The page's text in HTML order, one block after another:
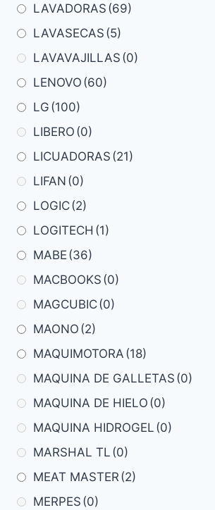
LAVADORAS (69)
LAVASECAS (5)
LAVAVAJILLAS (0)
LENOVO (60)
LG (100)
LIBERO (0)
LICUADORAS (21)
LIFAN (0)
LOGIC(2)
LOGITECH (1)
MABE (36)
MACBOOKS (0)
MAGCUBIC(0)
MAONO (2)
MAQUIMOTORA (18)
MAQUINA DE GALLETAS (0)
MAQUINA DE HIELO (0)
MAQUINA HIDROGEL (0)
MARSHAL TL (0)
MEAT MASTER(2)
MERPES (0)